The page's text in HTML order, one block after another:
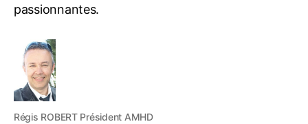
passionnantes.
Régis ROBERT Président AMHD